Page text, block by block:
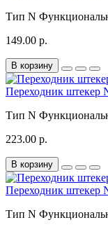
Тип N
149.00 р.
В корзину
Переходник штекер
Тип N
223.00 р.
В корзину
Переходник штекер
Тип N